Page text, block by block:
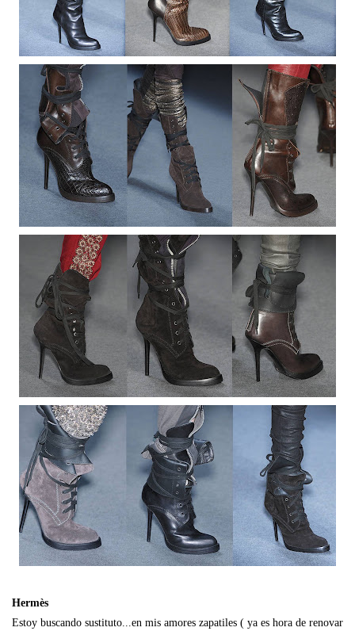
Hermès
Estoy buscando sustituto...en mis amores zapatiles ( ya es hora de renovar